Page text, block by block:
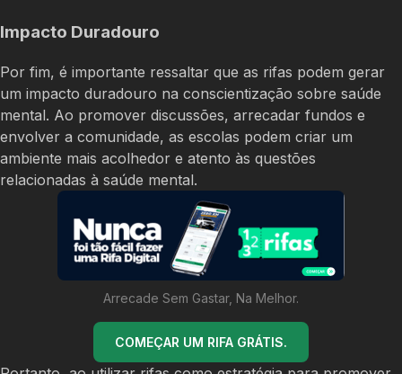
Impacto Duradouro
Por fim, é importante ressaltar que as rifas podem gerar
um impacto duradouro na conscientização sobre saúde
mental. Ao promover discussões, arrecadar fundos e
envolver a comunidade, as escolas podem criar um
ambiente mais acolhedor e atento às questões
relacionadas à saúde mental.
Arrecade Sem Gastar, Na Melhor.
COMEÇAR UM RIFA GRÁTIS.